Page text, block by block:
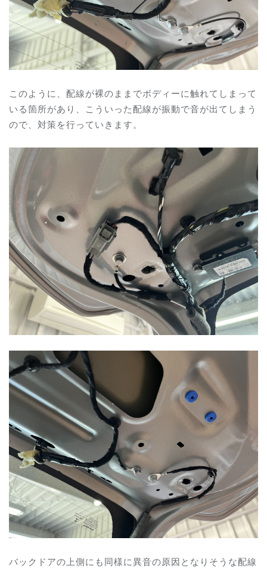
このように、配線が裸のままでボディーに触れてしまって
いる箇所があり、こういった配線が振動で音が出てしまう
ので、対策を行っていきます。
バックドアの上側にも同様に異音の原因となりそうな配線